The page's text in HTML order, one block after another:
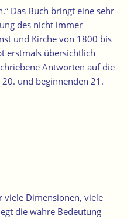
Das Buch bringt eine sehr
des nicht immer
und Kirche von 1800 bis
erstmals übersichtlich
Antworten auf die
und beginnenden 21.
viele Dimensionen, viele
die wahre Bedeutung